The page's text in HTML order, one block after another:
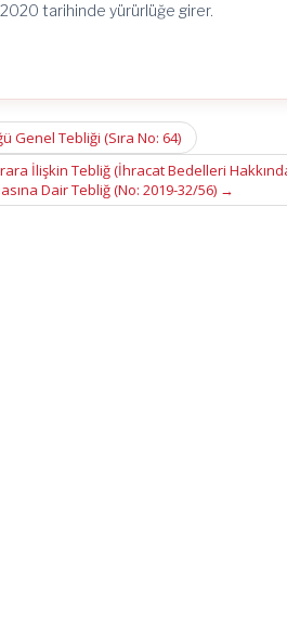
2020 tarihinde yürürlüğe girer.
Genel Tebliği (Sıra No: 64)
İlişkin Tebliğ (İhracat Bedelleri
Dair Tebliğ (No: 2019-32/56) →